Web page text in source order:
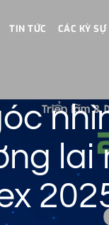
TIN TỨC CÁC KỲ SỰ
lai